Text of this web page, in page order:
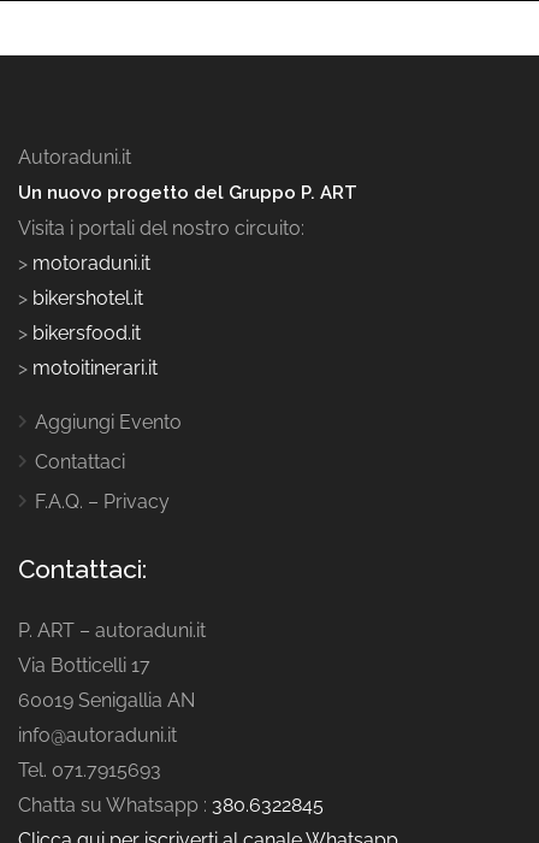
Autoraduni.it
Un nuovo progetto del Gruppo P. ART
Visita i portali del nostro circuito:
> motoraduni.it
> bikershotel.it
> bikersfood.it
> motoitinerari.it
Aggiungi Evento
Contattaci
F.A.Q. – Privacy
Contattaci:
P. ART – autoraduni.it
Via Botticelli 17
60019 Senigallia AN
info@autoraduni.it
Tel. 071.7915693
Chatta su Whatsapp : 380.6322845